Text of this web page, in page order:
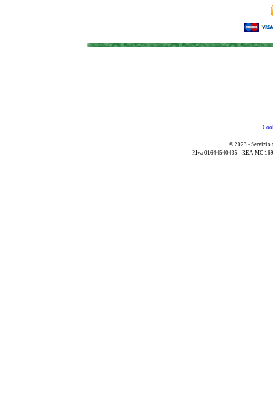
© 2023 - Servizio
P.Iva 01644540435 - REA MC